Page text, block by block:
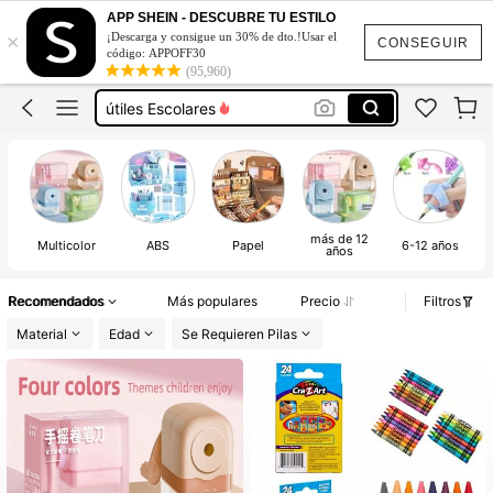
CONSEGUIR
×
APP SHEIN - DESCUBRE TU ESTILO
¡Descarga y consigue un 30% de dto.!Usar el
código: APPOFF30
(95,960)
Cosas Para La Escuela
Sacapuntas
útiles Escolares
Crayolas
Cosas Para La Escuela
Sacapuntas
Multicolor ABS Papel más de 12
años 6-12 años
Recomendados Más populares Precio
Filtros
Material
Edad Se Requieren Pilas